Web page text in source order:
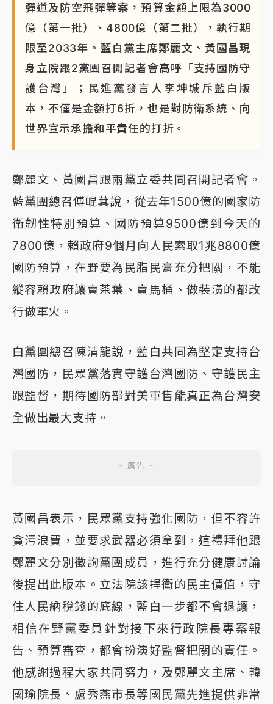
彈道及防空飛彈等案，預算金額上限為3000
億（第一批）、4800億（第二批），執行期
限至2033年。藍白黨主席鄭麗文、黃國昌現
身立院跟2黨團召開記者會高呼「支持國防守
護台灣」；民進黨發言人李坤城斥藍白版
本，不僅是金額打6折，也是對防衛系統、向
世界宣示承擔和平責任的打折。
鄭麗文、黃國昌跟兩黨立委共同召開記者會。
藍黨團總召傅崐萁說，從去年1500億的國家防
衛韌性特別預算、國防預算9500億到今天的
7800億，賴政府9個月向人民索取1兆8800億
國防預算，在野要為民脂民膏充分把關，不能
縱容賴政府讓賣茶葉、賣馬桶、做裝潢的都改
行做軍火。
白黨團總召陳清龍說，藍白共同為堅定支持台
灣國防，民眾黨落實守護台灣國防、守護民主
跟監督，期待國防部對美軍售能真正為台灣安
全做出最大支持。
黃國昌表示，民眾黨支持強化國防，但不容許
貪污浪費，並要求武器必須拿到，這禮拜他跟
鄭麗文分別徵詢黨團成員，進行充分健康討論
後提出此版本。立法院該捍衛的民主價值，守
住人民納稅錢的底線，藍白一步都不會退讓，
相信在野黨委員針對接下來行政院長專案報
告、預算審查，都會扮演好監督把關的責任。
他感謝過程大家共同努力，及鄭麗文主席、韓
國瑜院長、盧秀燕市長等國民黨先進提供非常